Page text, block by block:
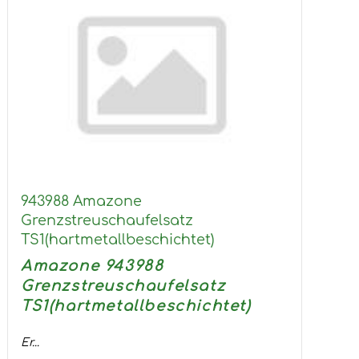
943988 Amazone
Grenzstreuschaufelsatz
TS1(hartmetallbeschichtet)
Amazone 943988
Grenzstreuschaufelsatz
TS1(hartmetallbeschichtet)
Er...